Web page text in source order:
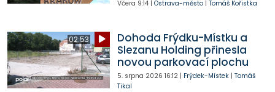
Včera 9:14| Ostrava-město| Tomáš Kořistka
02:53
Dohoda Frýdku-Místku a
Slezanu Holding přinesla
novou parkovací plochu
5. srpna 2026 16:12| Frýdek-Místek| Tomáš
Tikal